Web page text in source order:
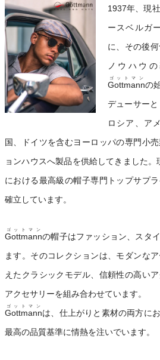
1937年、現
ースベルガ
に、その後
ノウハウ
Gottmann
ゴットマン
の
デューサーと
ロシア、ア
国、ドイツを含むヨーロッパの専門小
ョンハウスへ製品を供給してきました。
における最高級の帽子専門トップサプ
確立しています。
Gottmann
ゴットマン
の帽子はファッション、スタ
ます。そのコレクションは、モダンな
えたクラシックモデル、信頼性の高い
アクセサリーを組み合わせています。
Gottmann
ゴットマン
は、仕上がりと素材の両方に
最高の品質基準に情熱を注いでいます。